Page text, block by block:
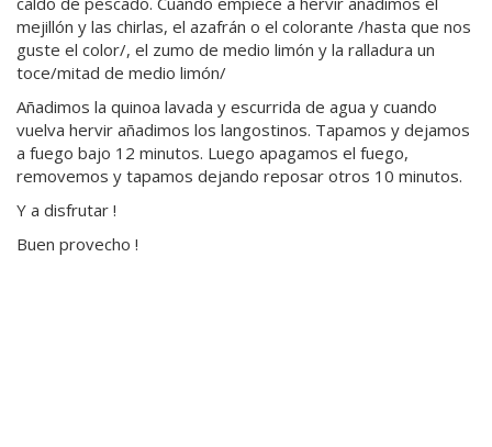
mejillón y las chirlas, el azafrán o el colorante /hasta que nos
guste el color/, el zumo de medio limón y la ralladura un
toce/mitad de medio limón/
Añadimos la quinoa lavada y escurrida de agua y cuando
vuelva hervir añadimos los langostinos. Tapamos y dejamos
a fuego bajo 12 minutos. Luego apagamos el fuego,
removemos y tapamos dejando reposar otros 10 minutos.
Y a disfrutar !
Buen provecho !